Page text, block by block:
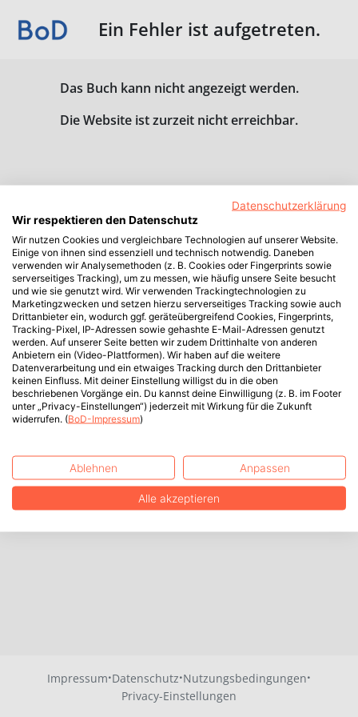
Ein Fehler ist aufgetreten.
Das Buch kann nicht angezeigt werden.
Die Website ist zurzeit nicht erreichbar.
Impressum·Datenschutz·Nutzungsbedingungen·
Privacy-Einstellungen
Datenschutzerklärung
Wir respektieren den Datenschutz
Wir nutzen Cookies und vergleichbare Technologien auf unserer Website.
Einige von ihnen sind essenziell und technisch notwendig. Daneben
verwenden wir Analysemethoden (z. B. Cookies oder Fingerprints sowie
serverseitiges Tracking), um zu messen, wie häufig unsere Seite besucht
und wie sie genutzt wird. Wir verwenden Trackingtechnologien zu
Marketingzwecken und setzen hierzu serverseitiges Tracking sowie auch
Drittanbieter ein, wodurch ggf. geräteübergreifend Cookies, Fingerprints,
Tracking-Pixel, IP-Adressen sowie gehashte E-Mail-Adressen genutzt
werden. Auf unserer Seite betten wir zudem Drittinhalte von anderen
Anbietern ein (Video-Plattformen). Wir haben auf die weitere
Datenverarbeitung und ein etwaiges Tracking durch den Drittanbieter
keinen Einfluss. Mit deiner Einstellung willigst du in die oben
beschriebenen Vorgänge ein. Du kannst deine Einwilligung (z. B. im Footer
unter „Privacy-Einstellungen“) jederzeit mit Wirkung für die Zukunft
widerrufen. (BoD-Impressum)
Ablehnen Anpassen
Alle akzeptieren